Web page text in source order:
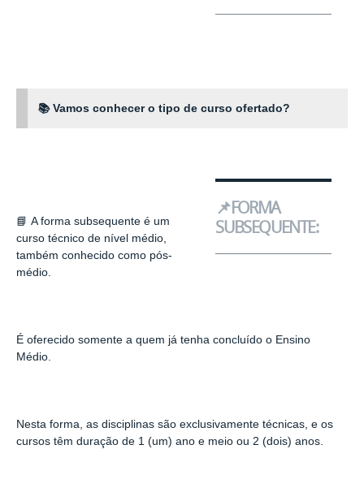
📚 Vamos conhecer o tipo de curso ofertado?
📌FORMA
SUBSEQUENTE:
📘 A forma subsequente é um
curso técnico de nível médio,
também conhecido como pós-
médio.
É oferecido somente a quem já tenha concluído o Ensino
Médio.
Nesta forma, as disciplinas são exclusivamente técnicas, e os
cursos têm duração de 1 (um) ano e meio ou 2 (dois) anos.